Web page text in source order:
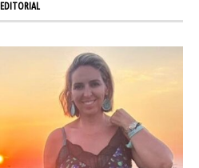
EDITORIAL